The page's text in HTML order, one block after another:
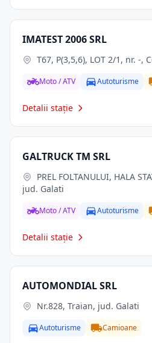
IMATEST 2006 SRL
T67, P(3,5,6), LOT 2/1, nr. -,
Moto / ATV Autoturisme
Detalii stație
GALTRUCK TM SRL
jud. Galati
Moto / ATV Autoturisme
Detalii stație
AUTOMONDIAL SRL
Nr.828, Traian, jud. Galati
Autoturisme Camioane